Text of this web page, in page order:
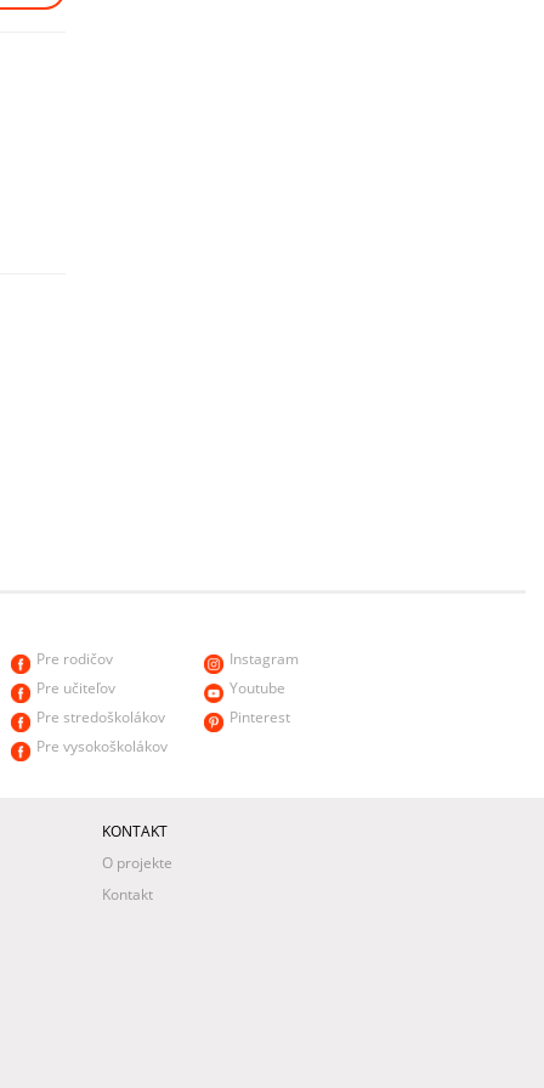
Pre rodičov
Pre učiteľov
Pre stredoškolákov
Pre vysokoškolákov
Instagram
Youtube
Pinterest
KONTAKT
O projekte
Kontakt